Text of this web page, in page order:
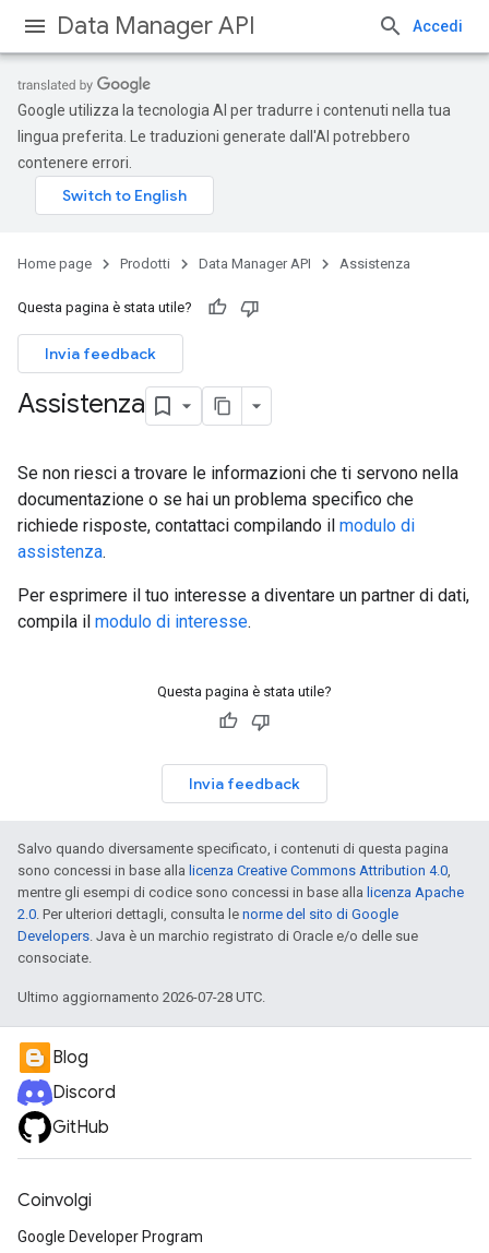
Data Manager API Accedi
Google utilizza la tecnologia AI per tradurre i contenuti nella tua
lingua preferita. Le traduzioni generate dall'AI potrebbero
contenere errori.
Home page Prodotti Data Manager API Assistenza
Questa pagina è stata utile?
Invia feedback
Assistenza
Se non riesci a trovare le informazioni che ti servono nella
documentazione o se hai un problema specifico che
richiede risposte, contattaci compilando il modulo di
assistenza.
Per esprimere il tuo interesse a diventare un partner di dati,
compila il modulo di interesse.
Questa pagina è stata utile?
Invia feedback
Salvo quando diversamente specificato, i contenuti di questa pagina
sono concessi in base alla licenza Creative Commons Attribution 4.0,
mentre gli esempi di codice sono concessi in base alla licenza Apache
2.0. Per ulteriori dettagli, consulta le norme del sito di Google
Developers. Java è un marchio registrato di Oracle e/o delle sue
consociate.
Ultimo aggiornamento 2026-07-28 UTC.
Blog
Discord
GitHub
Coinvolgi
Google Developer Program